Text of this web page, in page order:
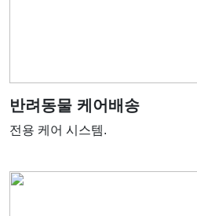
반려동물 케어배송
전용 케어 시스템.